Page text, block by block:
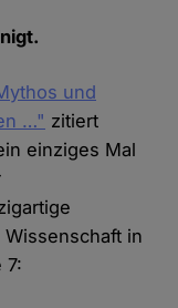
und
…" zitiert
einziges Mal
in
7: